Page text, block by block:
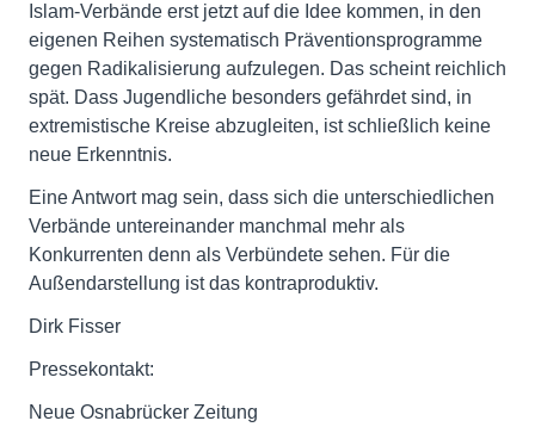
Islam-Verbände erst jetzt auf die Idee kommen, in den
eigenen Reihen systematisch Präventionsprogramme
gegen Radikalisierung aufzulegen. Das scheint reichlich
spät. Dass Jugendliche besonders gefährdet sind, in
extremistische Kreise abzugleiten, ist schließlich keine
neue Erkenntnis.
Eine Antwort mag sein, dass sich die unterschiedlichen
Verbände untereinander manchmal mehr als
Konkurrenten denn als Verbündete sehen. Für die
Außendarstellung ist das kontraproduktiv.
Dirk Fisser
Pressekontakt:
Neue Osnabrücker Zeitung